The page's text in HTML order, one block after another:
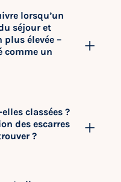
lorsqu’un
séjour et
élevée –
comme un
classées ?
des escarres
?